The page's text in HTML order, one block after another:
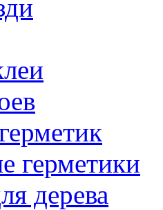
герметики
дерева